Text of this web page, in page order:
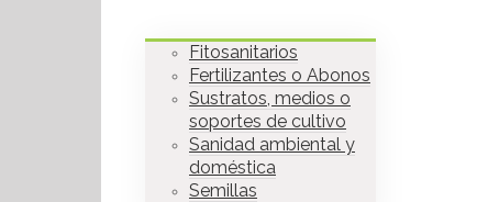
Fitosanitarios
Fertilizantes o Abonos
Sustratos, medios o
soportes de cultivo
Sanidad ambiental y
doméstica
Semillas